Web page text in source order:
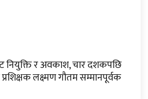
नियुक्ति र अवकाश, चार दशकपछि
लक्ष्मण गौतम सम्मानपूर्वक